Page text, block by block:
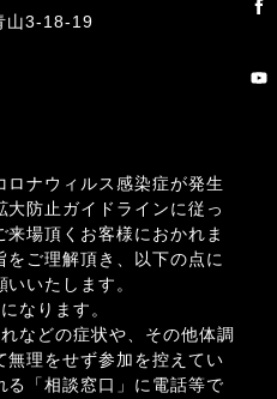
山3-18-19
ナウィルス感染症が発生
大防止ガイドラインに従っ
場頂くお客様におかれま
をご理解頂き、以下の点に
いたします。
なります。
などの症状や、その他体調
無理をせず参加を控えてい
る「相談窓口」に電話等で